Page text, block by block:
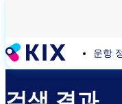
콘
텐
츠
건
운항